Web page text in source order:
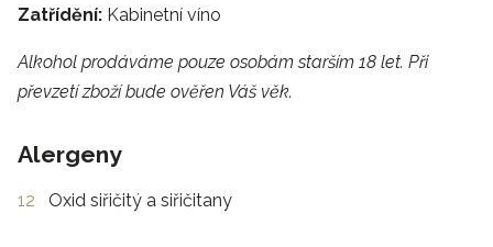
Zatřídění: Kabinetní víno
Alkohol prodáváme pouze osobám starším 18 let. Při
převzetí zboží bude ověřen Váš věk.
Alergeny
12 Oxid siřičitý a siřičitany